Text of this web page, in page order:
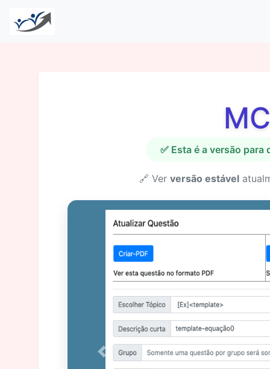
✅ Esta é a versão
🔗 Ver versão estável
Previous